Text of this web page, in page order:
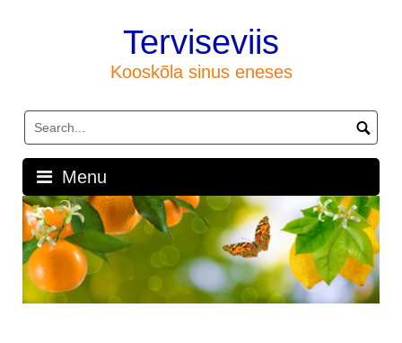
Terviseviis
Kooskõla sinus eneses
Menu